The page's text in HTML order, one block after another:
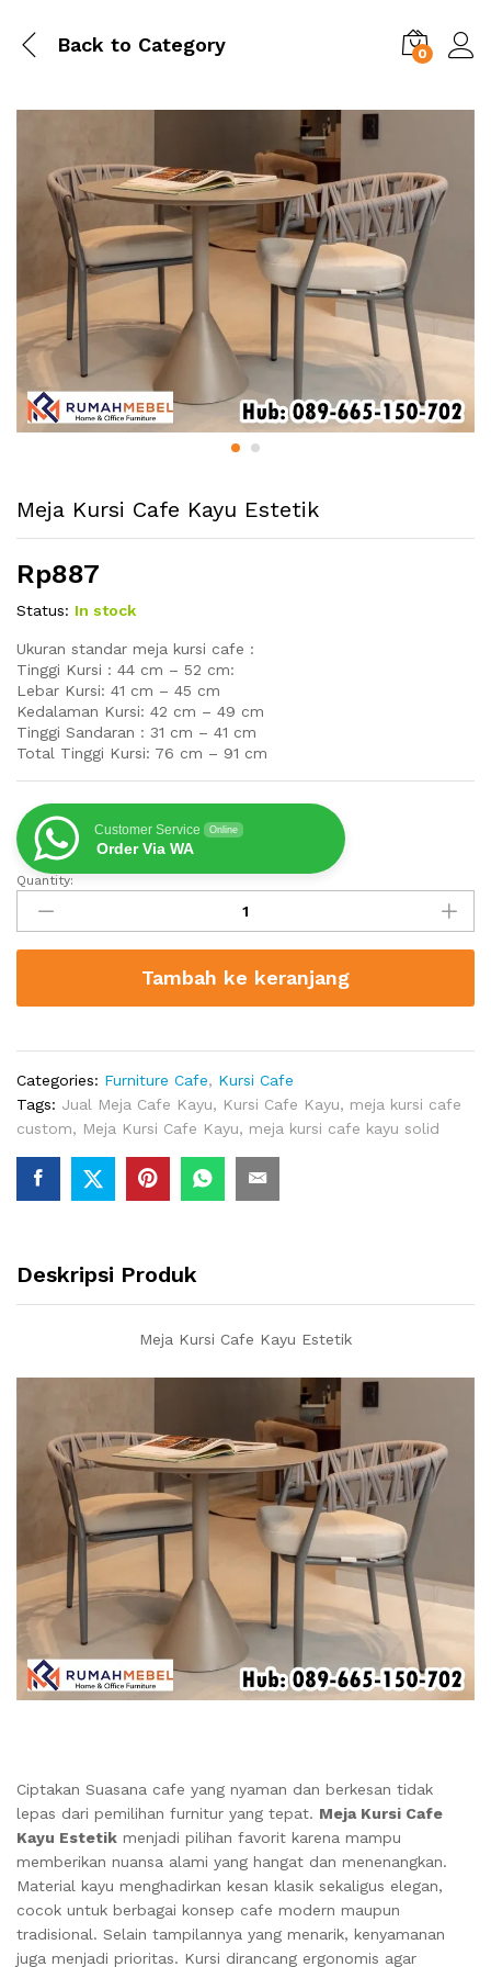
Back to Category 0
Meja Kursi Cafe Kayu Estetik
Rp887
Status: In stock
Ukuran standar meja kursi cafe :
Tinggi Kursi : 44 cm – 52 cm:
Lebar Kursi: 41 cm – 45 cm
Kedalaman Kursi: 42 cm – 49 cm
Tinggi Sandaran : 31 cm – 41 cm
Total Tinggi Kursi: 76 cm – 91 cm
Customer Service Online
Order Via WA
Meja
Kursi
Cafe
Kayu
quantity
Quantity:
Tambah ke keranjang
Categories: Furniture Cafe, Kursi Cafe
Tags: Jual Meja Cafe Kayu, Kursi Cafe Kayu, meja kursi cafe
custom, Meja Kursi Cafe Kayu, meja kursi cafe kayu solid
Deskripsi Produk
Meja Kursi Cafe Kayu Estetik
Ciptakan Suasana cafe yang nyaman dan berkesan tidak
lepas dari pemilihan furnitur yang tepat. Meja Kursi Cafe
Kayu Estetik menjadi pilihan favorit karena mampu
memberikan nuansa alami yang hangat dan menenangkan.
Material kayu menghadirkan kesan klasik sekaligus elegan,
cocok untuk berbagai konsep cafe modern maupun
tradisional. Selain tampilannya yang menarik, kenyamanan
juga menjadi prioritas. Kursi dirancang ergonomis agar